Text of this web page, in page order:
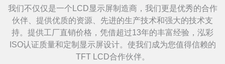
我们不仅仅是一个LCD显示屏制造商，我们更是优秀的合作
伙伴、提供优质的资源、先进的生产技术和强大的技术支
持。提供工厂直销价格，凭借超过13年的丰富经验，泓彩
ISO认证质量和定制显示屏设计。使我们成为您值得信赖的
TFT LCD合作伙伴。